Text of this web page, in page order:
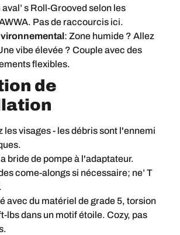
aval’ s Roll-Grooved selon les
Pas de raccourcis ici.
: Zone humide ? Allez
vibe élevée ? Couple avec des
flexibles.
de
les visages - les débris sont l'ennemi
bride de pompe à l'adaptateur.
come-alongs si nécessaire; ne’ T
avec du matériel de grade 5, torsion
lbs dans un motif étoile. Cozy, pas